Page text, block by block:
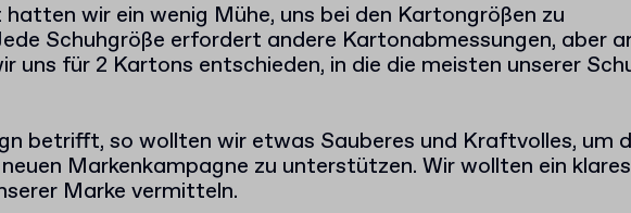
wir ein wenig Mühe, uns bei den Kartongrößen zu
Schuhgröße erfordert andere Kartonabmessungen, aber
uns für 2 Kartons entschieden, in die die meisten unserer
betrifft, so wollten wir etwas Sauberes und Kraftvolles, um
Markenkampagne zu unterstützen. Wir wollten ein
Marke vermitteln.